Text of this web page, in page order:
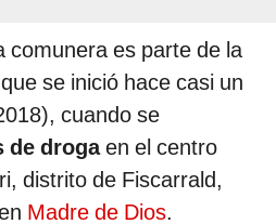
comunera es parte de la
se inició hace casi un
cuando se
de drogaen el centro
distrito de Fiscarrald,
Madre de Dios.